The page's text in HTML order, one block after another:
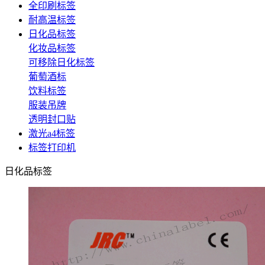
全印刷标签
耐高温标签
日化品标签
化妆品标签
可移除日化标签
葡萄酒标
饮料标签
服装吊牌
透明封口贴
激光a4标签
标签打印机
日化品标签